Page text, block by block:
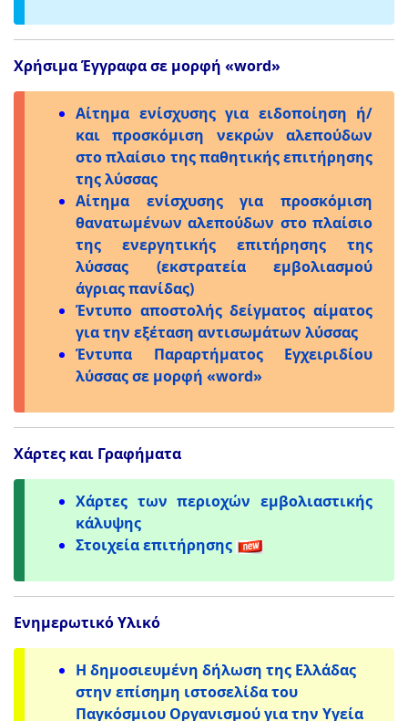
Χρήσιμα Έγγραφα σε μορφή «word»
Αίτημα ενίσχυσης για ειδοποίηση ή/
και προσκόμιση νεκρών αλεπούδων
στο πλαίσιο της παθητικής επιτήρησης
της λύσσας
Αίτημα ενίσχυσης για προσκόμιση
θανατωμένων αλεπούδων στο πλαίσιο
της ενεργητικής επιτήρησης της
λύσσας (εκστρατεία εμβολιασμού
άγριας πανίδας)
Έντυπο αποστολής δείγματος αίματος
για την εξέταση αντισωμάτων λύσσας
Έντυπα Παραρτήματος Εγχειριδίου
λύσσας σε μορφή «word»
Χάρτες και Γραφήματα
Χάρτες των περιοχών εμβολιαστικής
κάλυψης
Στοιχεία επιτήρησης
Ενημερωτικό Υλικό
Η δημοσιευμένη δήλωση της Ελλάδας
στην επίσημη ιστοσελίδα του
Παγκόσμιου Οργανισμού για την Υγεία